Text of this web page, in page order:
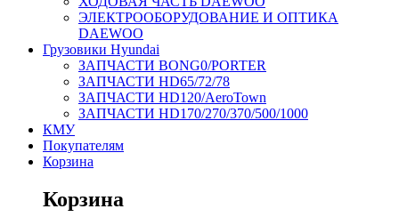
ЭЛЕКТРООБОРУДОВАНИЕ И ОПТИКА
DAEWOO
Грузовики Hyundai
ЗАПЧАСТИ BONG0/PORTER
ЗАПЧАСТИ HD65/72/78
ЗАПЧАСТИ HD120/AeroTown
ЗАПЧАСТИ HD170/270/370/500/1000
КМУ
Покупателям
Корзина
Корзина